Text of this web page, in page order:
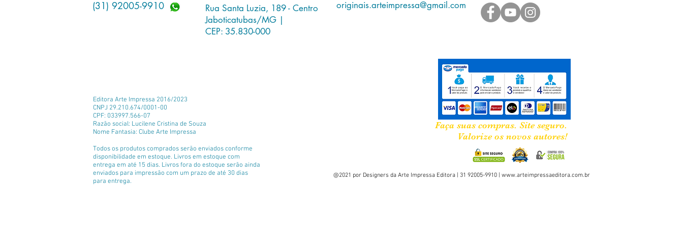
IMPRESSA 2025
Gênero: autobiografia
(31) 92005-9910
Rua Santa Luzia, 189 - Centro
Jaboticatubas/MG |
CEP: 35.830-000
originais.arteimpressa@gmail.com
Editora Arte Impressa 2016/2023
CNPJ 29.210.674/0001-00
CPF: 033997.566-07
Razão social: Lucilene Cristina de Souza
Nome Fantasia: Clube Arte Impressa
Todos os produtos comprados serão enviados conforme
disponibilidade em estoque. Livros em estoque com
entrega em até 15 dias. Livros fora do estoque serão ainda
enviados para impressão com um prazo de até 30 dias
para entrega.
Faça suas compras. Site seguro.
Valorize os novos autores!
@2021 por Designers da Arte Impressa Editora | 31 92005-9910 | www.arteimpressaeditora.com.br